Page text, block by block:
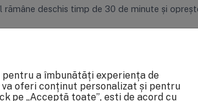
rămâne deschis timp de 30 de minute și
prin spălare automată la
ideal pentru bucătării mici sau
permite înlocuirea filtrelor în 10 minute,
58, EAC și TÜV SÜD, garantând materiale
pentru a îmbunătăți experiența de
va oferi conținut personalizat și pentru
pe „Acceptă toate”, ești de acord cu